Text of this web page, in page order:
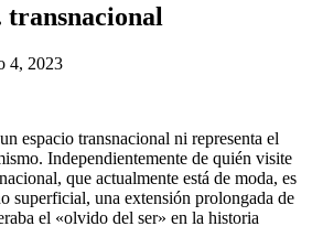
transnacional
4, 2023
espacio transnacional ni representa el
Independientemente de quién visite
que actualmente está de moda, es
superficial, una extensión prolongada de
el «olvido del ser» en la historia